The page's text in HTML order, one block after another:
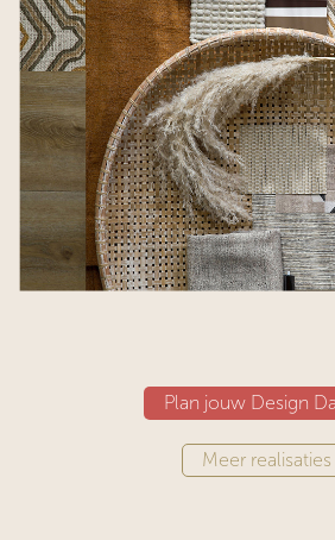
​​​​​​Meer realisaties
Plan jouw Design